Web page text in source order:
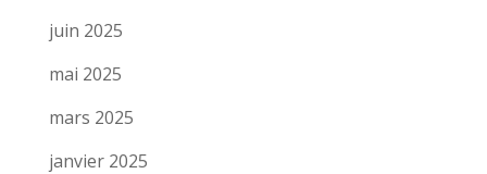
juin 2025
mai 2025
mars 2025
janvier 2025